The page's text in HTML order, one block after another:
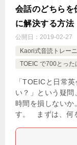
会話のどちらを
に解決する方法
公開日： 2019-02-27
Kaori式音読トレー
TOEIC で700とっ
「TOEICと日常
い？」という疑問
時間を損しない
す。 まずは、何